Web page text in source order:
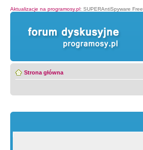
Aktualizacje na programosy.pl: SUPERAntiSpyware Free
Strona główna